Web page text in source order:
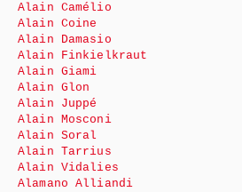
Alain Camélio
Alain Coine
Alain Damasio
Alain Finkielkraut
Alain Giami
Alain Glon
Alain Juppé
Alain Mosconi
Alain Soral
Alain Tarrius
Alain Vidalies
Alamano Alliandi